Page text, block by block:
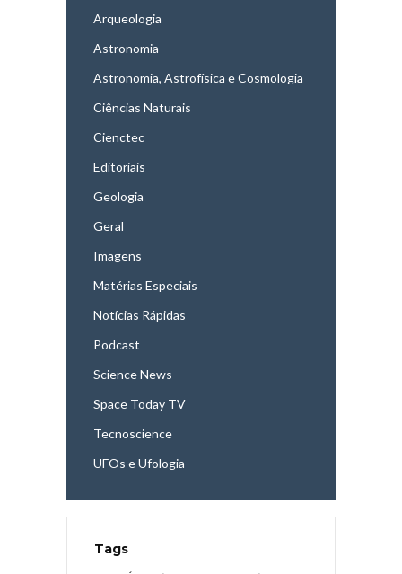
Arqueologia
Astronomia
Astronomia, Astrofísica e Cosmologia
Ciências Naturais
Cienctec
Editoriais
Geologia
Geral
Imagens
Matérias Especiais
Notícias Rápidas
Podcast
Science News
Space Today TV
Tecnoscience
UFOs e Ufologia
Tags